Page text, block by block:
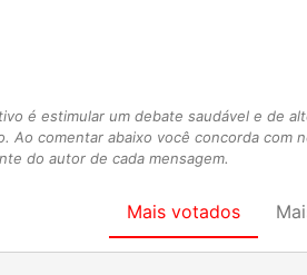
é estimular um debate saudável e de
Ao comentar abaixo você concorda com
do autor de cada mensagem.
Mais votados